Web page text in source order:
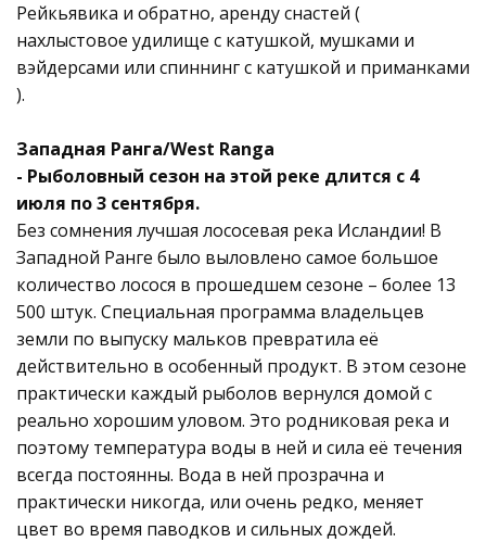
Рейкьявика и обратно, аренду снастей (
нахлыстовое удилище с катушкой, мушками и
вэйдерсами или спиннинг с катушкой и приманками
).
Западная Ранга/West Ranga
- Рыболовный сезон на этой реке длится с 4
июля по 3 сентября.
Без сомнения лучшая лососевая река Исландии! В
Западной Ранге было выловлено самое большое
количество лосося в прошедшем сезоне – более 13
500 штук. Специальная программа владельцев
земли по выпуску мальков превратила её
действительно в особенный продукт. В этом сезоне
практически каждый рыболов вернулся домой с
реально хорошим уловом. Это родниковая река и
поэтому температура воды в ней и сила её течения
всегда постоянны. Вода в ней прозрачна и
практически никогда, или очень редко, меняет
цвет во время паводков и сильных дождей.